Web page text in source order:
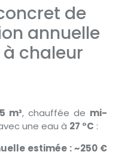
de
annuelle
chaleur
m³, chauffée de mi-
une eau à 27 °C :
estimée : ~250 €